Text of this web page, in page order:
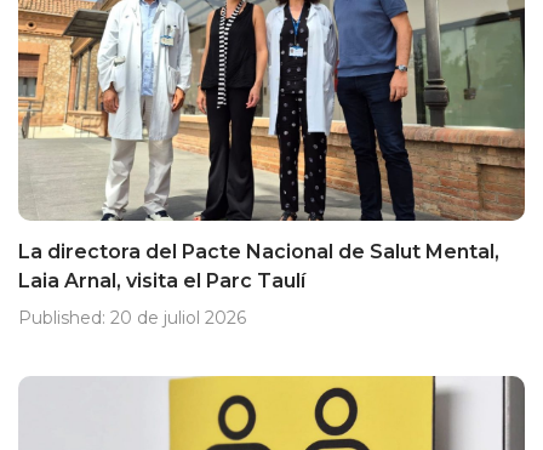
La directora del Pacte Nacional de Salut Mental,
Laia Arnal, visita el Parc Taulí
Published: 20 de juliol 2026